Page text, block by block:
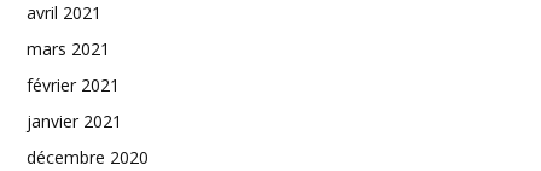
avril 2021
mars 2021
février 2021
janvier 2021
décembre 2020